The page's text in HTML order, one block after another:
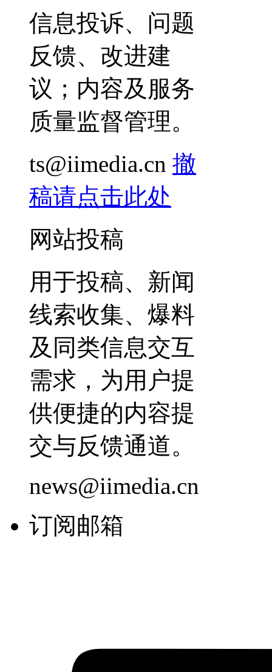
信息投诉、问题
反馈、改进建
议；内容及服务
质量监督管理。
ts@iimedia.cn 撤
稿请点击此处
网站投稿
用于投稿、新闻
线索收集、爆料
及同类信息交互
需求，为用户提
供便捷的内容提
交与反馈通道。
news@iimedia.cn
订阅邮箱